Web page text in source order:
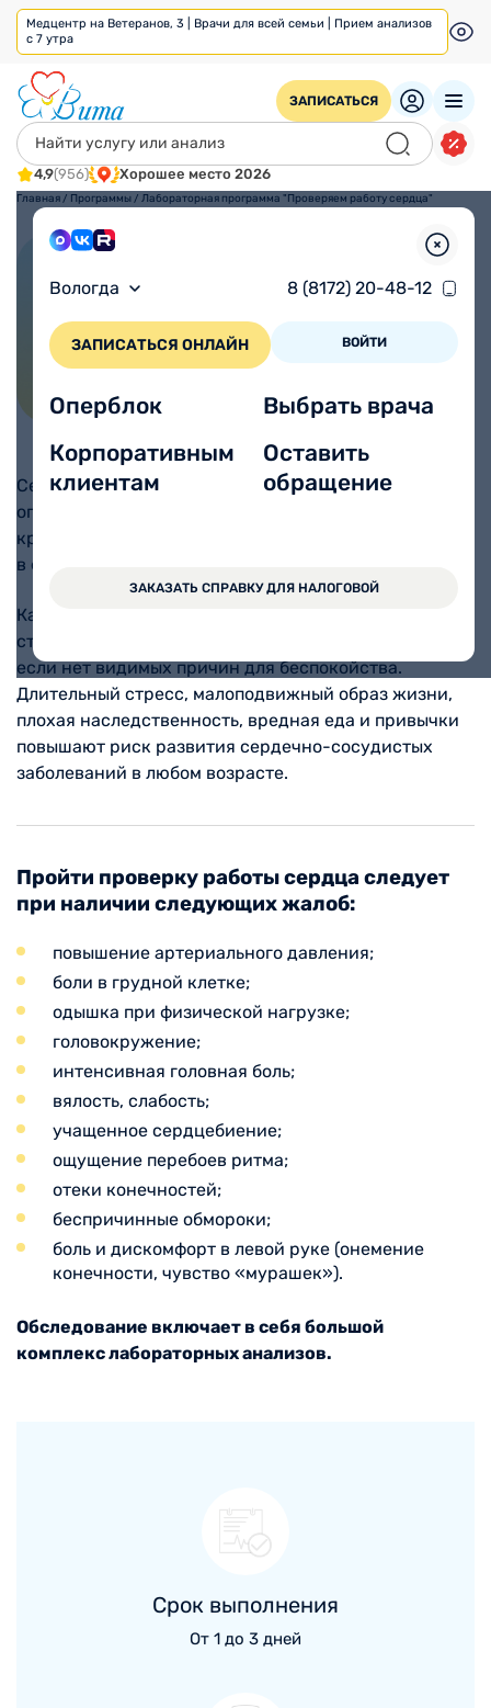
Медцентр на Ветеранов, 3 | Врачи для всей семьи | Прием анализов
с 7 утра
ЗАПИСАТЬСЯ
4,9(956) Хорошее место 2026
Вологда 8 (8172) 20-48-12
ЗАПИСАТЬСЯ ОНЛАЙН ВОЙТИ
Оперблок
Корпоративным
клиентам
Выбрать врача
Оставить
обращение
ЗАКАЗАТЬ СПРАВКУ ДЛЯ НАЛОГОВОЙ
Главная / Программы / Лабораторная программа "Проверяем работу сердца"
"Проверяем работу сердца"
Сердце – важнейший орган, на котором лежит
огромная ответственность – непрерывно снабжать
кровью и кислородом весь организм. Любые перебои
в его работе сразу же сказываются на здоровье.
Кардиологи рекомендуют взрослым (особенно
старше 40 лет) проверять сердце ежегодно, даже
если нет видимых причин для беспокойства.
Длительный стресс, малоподвижный образ жизни,
плохая наследственность, вредная еда и привычки
повышают риск развития сердечно-сосудистых
заболеваний в любом возрасте.
Пройти проверку работы сердца следует
при наличии следующих жалоб:
повышение артериального давления;
боли в грудной клетке;
одышка при физической нагрузке;
головокружение;
интенсивная головная боль;
вялость, слабость;
учащенное сердцебиение;
ощущение перебоев ритма;
отеки конечностей;
беспричинные обмороки;
боль и дискомфорт в левой руке (онемение
конечности, чувство «мурашек»).
Обследование включает в себя большой
комплекс лабораторных анализов.
Срок выполнения
От 1 до 3 дней